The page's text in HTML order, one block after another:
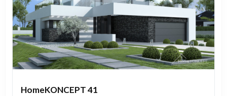
HomeKONCEPT 41